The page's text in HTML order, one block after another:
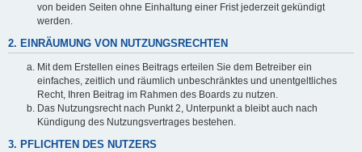
von beiden Seiten ohne Einhaltung einer Frist jederzeit gekündigt
werden.
2. EINRÄUMUNG VON NUTZUNGSRECHTEN
Mit dem Erstellen eines Beitrags erteilen Sie dem Betreiber ein
einfaches, zeitlich und räumlich unbeschränktes und unentgeltliches
Recht, Ihren Beitrag im Rahmen des Boards zu nutzen.
Das Nutzungsrecht nach Punkt 2, Unterpunkt a bleibt auch nach
Kündigung des Nutzungsvertrages bestehen.
3. PFLICHTEN DES NUTZERS